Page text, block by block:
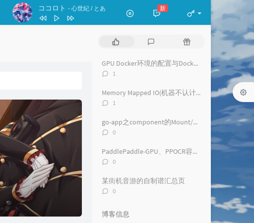
ココロト - 心世紀 / とあ
ずっと真夜中でいいのに。
心世紀 / とあ
香椎モイミ / 花隈千冬
6 月葬
新
文
评
随
文GPU Docker环境的配置与Docker相关注意事项(CentOS||RHEL)
评
数：
1
Memory Mapped IO(机器不认计算卡)问题解决
评
数：
1
go-app之component的Mount/Dismount问题
评
数：
0
PaddlePaddle-GPU、PPOCR容器内环境配置及注意事项
评
数：
0
某街机音游的自制谱汇总页
评
0
博客信息